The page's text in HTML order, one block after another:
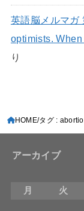
英語脳メルマガ
optimists. When
り
HOME タグ :
アーカイブ
月
火